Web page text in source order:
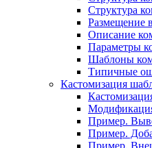
Структура
Размещение
Описание
Параметры
Шаблоны
Типичные
Кастомизация
Пример.
Пример.
Пример.